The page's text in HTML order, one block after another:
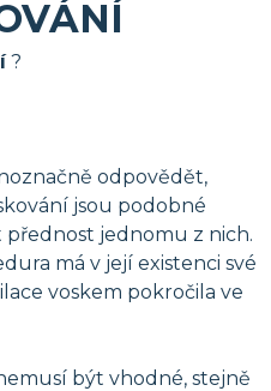
?
odpovědět,
jsou podobné
jednomu z nich.
má v její existenci své
voskem pokročila ve
být vhodné, stejně